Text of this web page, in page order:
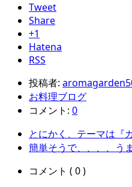
Tweet
Share
+1
Hatena
RSS
投稿者:
お料理ブログ
コメント: 0
とにかく、テーマは『
簡単そうで、、、、う
コメント ( 0 )